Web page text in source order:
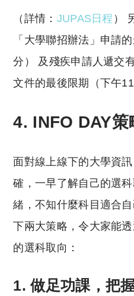
（詳情： JUPAS日程 ）
「大學聯招辦法」申請
分） 及殘疾申請人遞交
文件的最後限期（下午11
4. INFO DAY策
面對線上線下的大學資
確，一早了解自己的選
緒，不知什麼科目適合
下兩大策略，令大家能
的選科取向：
1. 做足功課，把